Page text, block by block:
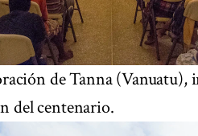
de Tanna (Vanuatu),
del centenario.